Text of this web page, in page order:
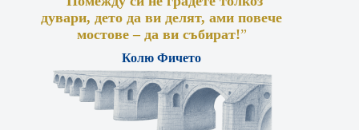
дувари, дето да ви делят, ами повече
мостове – да ви събират!”
Колю Фичето